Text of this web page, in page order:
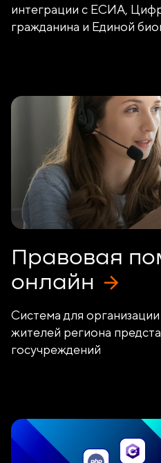
интеграции с ЕСИА,
гражданина и Единой
Правовая
онлайн
Система для
жителей региона
госучреждений